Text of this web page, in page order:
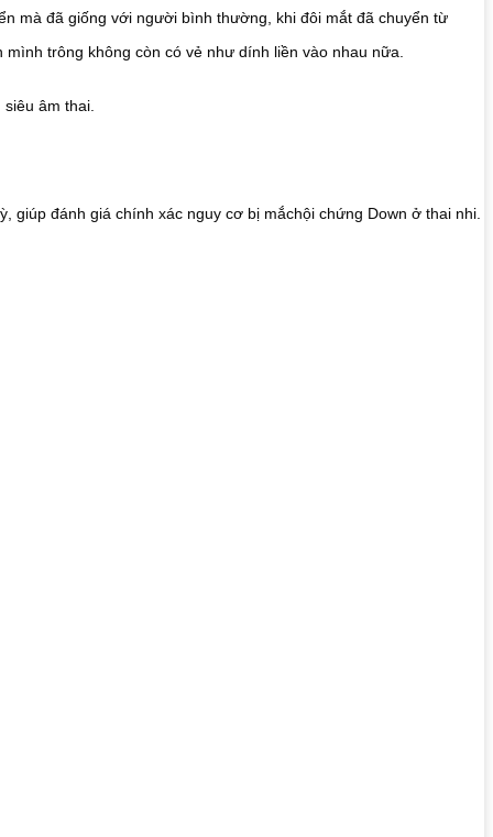
mà đã giống với người bình thường, khi đôi mắt đã chuyển từ
trông không còn có vẻ như dính liền vào nhau nữa.
âm thai.
giúp đánh giá chính xác nguy cơ bị mắchội chứng Down ở thai nhi.